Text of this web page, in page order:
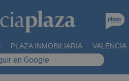
PLAZA INMOBILIARIA VALÈNCIA
en Google